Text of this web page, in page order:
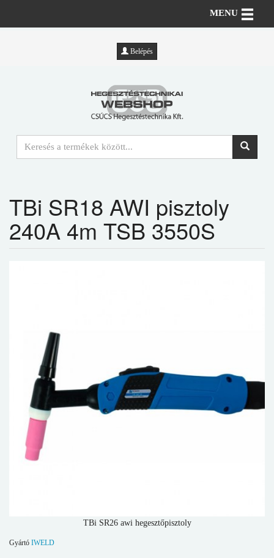
Belépés
MENU Toggle
TBi SR18 AWI pisztoly
240A 4m TSB 3550S
TBi SR26 awi hegesztőpisztoly
Gyártó IWELD